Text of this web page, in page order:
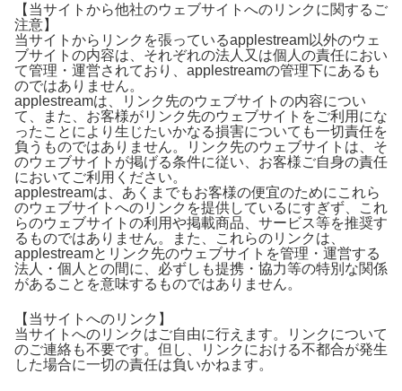
【当サイトから他社のウェブサイトへのリンクに関するご
注意】
当サイトからリンクを張っているapplestream以外のウェ
ブサイトの内容は、それぞれの法人又は個人の責任におい
て管理・運営されており、applestreamの管理下にあるも
のではありません。
applestreamは、リンク先のウェブサイトの内容につい
て、また、お客様がリンク先のウェブサイトをご利用にな
ったことにより生じたいかなる損害についても一切責任を
負うものではありません。リンク先のウェブサイトは、そ
のウェブサイトが掲げる条件に従い、お客様ご自身の責任
においてご利用ください。
applestreamは、あくまでもお客様の便宜のためにこれら
のウェブサイトへのリンクを提供しているにすぎず、これ
らのウェブサイトの利用や掲載商品、サービス等を推奨す
るものではありません。また、これらのリンクは、
applestreamとリンク先のウェブサイトを管理・運営する
法人・個人との間に、必ずしも提携・協力等の特別な関係
があることを意味するものではありません。
【当サイトへのリンク】
当サイトへのリンクはご自由に行えます。リンクについて
のご連絡も不要です。但し、リンクにおける不都合が発生
した場合に一切の責任は負いかねます。